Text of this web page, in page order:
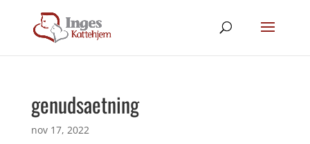
genudsaetning
nov 17, 2022